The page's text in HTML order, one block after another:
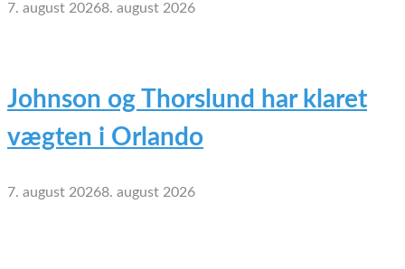
7. august 20268. august 2026
Johnson og Thorslund har klaret
vægten i Orlando
7. august 20268. august 2026